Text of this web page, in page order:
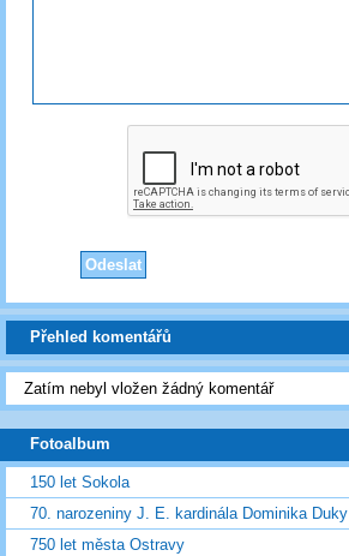
Přehled komentářů
Zatím nebyl vložen žádný komentář
Fotoalbum
150 let Sokola
70. narozeniny J. E. kardinála Dominika Duky
750 let města Ostravy